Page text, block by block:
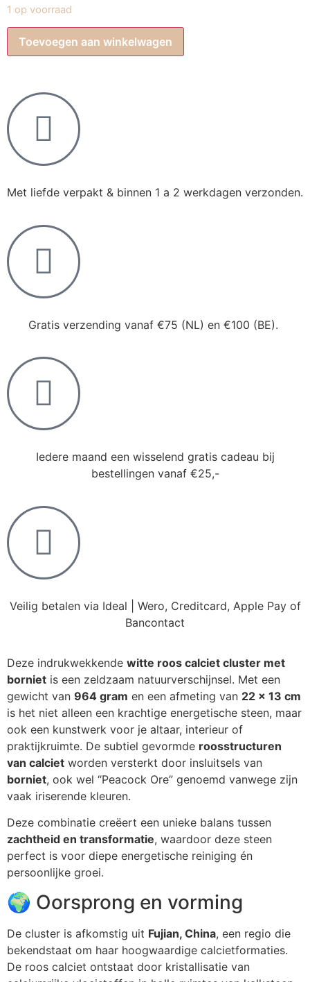
1 op voorraad
Toevoegen aan winkelwagen
Met liefde verpakt & binnen 1 a 2 werkdagen verzonden.
Gratis verzending vanaf €75 (NL) en €100 (BE).
Iedere maand een wisselend gratis cadeau bij
bestellingen vanaf €25,-
Veilig betalen via Ideal | Wero, Creditcard, Apple Pay of
Bancontact
Deze indrukwekkende witte roos calciet cluster met
borniet is een zeldzaam natuurverschijnsel. Met een
gewicht van 964 gram en een afmeting van 22 x 13 cm
is het niet alleen een krachtige energetische steen, maar
ook een kunstwerk voor je altaar, interieur of
praktijkruimte. De subtiel gevormde roosstructuren
van calciet worden versterkt door insluitsels van
borniet, ook wel “Peacock Ore” genoemd vanwege zijn
vaak iriserende kleuren.
Deze combinatie creëert een unieke balans tussen
zachtheid en transformatie, waardoor deze steen
perfect is voor diepe energetische reiniging én
persoonlijke groei.
🌍 Oorsprong en vorming
De cluster is afkomstig uit Fujian, China, een regio die
bekendstaat om haar hoogwaardige calcietformaties.
De roos calciet ontstaat door kristallisatie van